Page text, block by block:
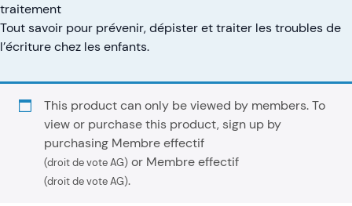
traitement
Tout savoir pour prévenir, dépister et traiter les troubles de
l’écriture chez les enfants.
This product can only be viewed by members. To
view or purchase this product, sign up by
purchasing Membre effectif
(droit de vote AG) or Membre effectif
(droit de vote AG).